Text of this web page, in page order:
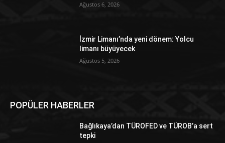
Ağustos 6, 2026
İzmir Limanı’nda yeni dönem: Yolcu
limanı büyüyecek
Ağustos 5, 2026
POPÜLER HABERLER
Bağlıkaya’dan TÜROFED ve TÜROB’a sert
tepki